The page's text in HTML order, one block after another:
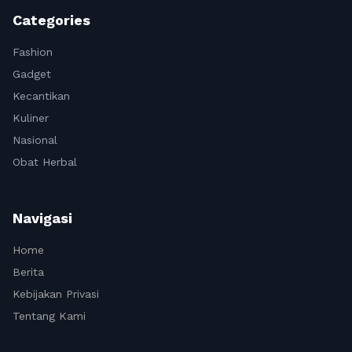
Categories
Fashion
Gadget
Kecantikan
Kuliner
Nasional
Obat Herbal
Navigasi
Home
Berita
Kebijakan Privasi
Tentang Kami